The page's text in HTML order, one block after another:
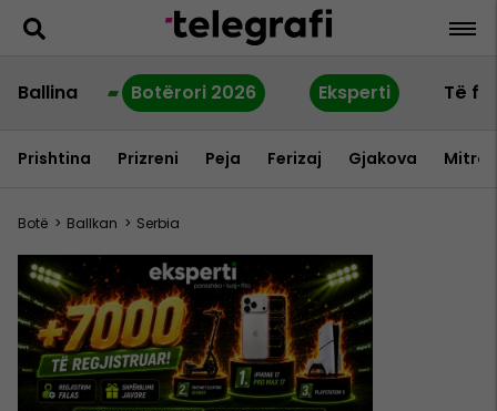
Ballina Botërori 2026 Eksperti Të
Prishtina Prizreni Peja Ferizaj Gjakova
Botë > Ballkan > Serbia